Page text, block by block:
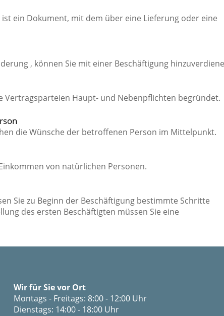
ein Dokument, mit dem über eine Lieferung oder eine
, können Sie mit einer Beschäftigung
Vertragsparteien Haupt- und Nebenpflichten begründet.
die Wünsche der betroffenen Person im Mittelpunkt.
von natürlichen Personen.
Sie zu Beginn der Beschäftigung bestimmte Schritte
des ersten Beschäftigten müssen Sie eine
Wir für Sie vor Ort
Montags - Freitags: 8:00 - 12:00 Uhr
Dienstags: 14:00 - 18:00 Uhr